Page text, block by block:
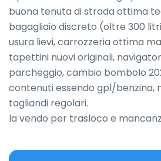
buona tenuta di strada ottima
bagagliaio discreto (oltre 300
usura lievi, carrozzeria ottima
tapettini nuovi originali,
parcheggio, cambio bombolo
contenuti essendo gpl/benzina,
tagliandi regolari.
la vendo per trasloco e